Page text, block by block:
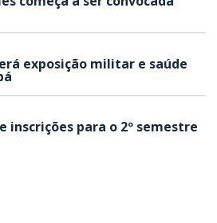
exposição militar e saúde
inscrições para o 2º semestre